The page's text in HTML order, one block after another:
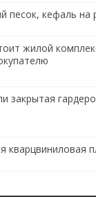
песок, кефаль на
жилой
закрытая
кварцвиниловая